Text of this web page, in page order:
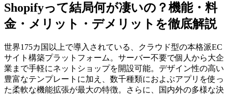
Shopifyって結局何が凄いの？機能・料
金・メリット・デメリットを徹底解説
世界175カ国以上で導入されている、クラウド型の本格派EC
サイト構築プラットフォーム。サーバー不要で個人から大企
業まで手軽にネットショップを開設可能。デザイン性の高い
豊富なテンプレートに加え、数千種類におよぶアプリを使っ
た柔軟な機能拡張が最大の特徴。さらに、国内外の多様な決